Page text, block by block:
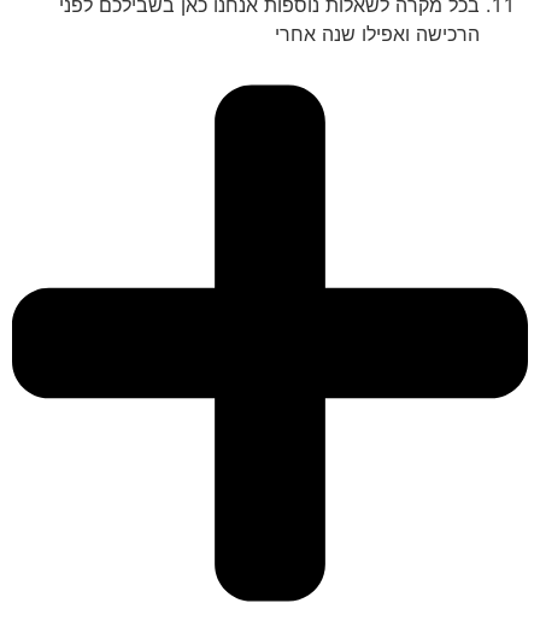
בכל מקרה לשאלות נוספות אנחנו כאן בשבילכם לפני
הרכישה ואפילו שנה אחרי